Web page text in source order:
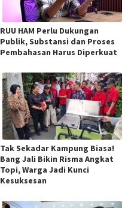
RUU HAM Perlu Dukungan
Publik, Substansi dan Proses
Pembahasan Harus Diperkuat
Tak Sekadar Kampung Biasa!
Bang Jali Bikin Risma Angkat
Topi, Warga Jadi Kunci
Kesuksesan